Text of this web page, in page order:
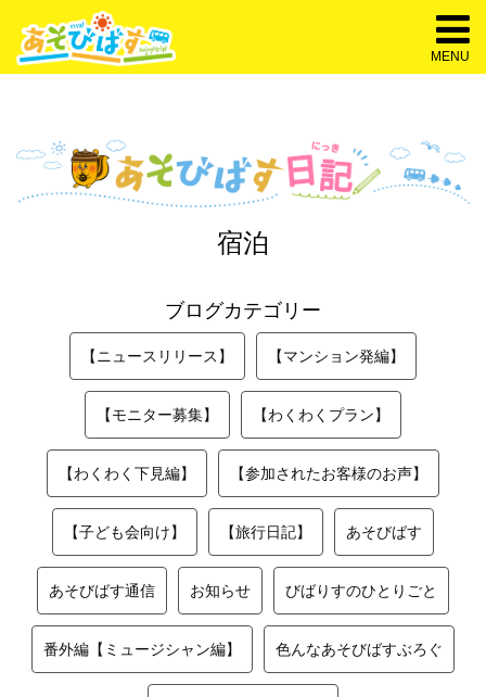
MENU
宿泊
ブログカテゴリー
【ニュースリリース】 【マンション発編】
【モニター募集】 【わくわくプラン】
【わくわく下見編】 【参加されたお客様のお声】
【子ども会向け】 【旅行日記】 あそびばす
あそびばす通信 お知らせ びばりすのひとりごと
番外編【ミュージシャン編】 色んなあそびばすぶろぐ